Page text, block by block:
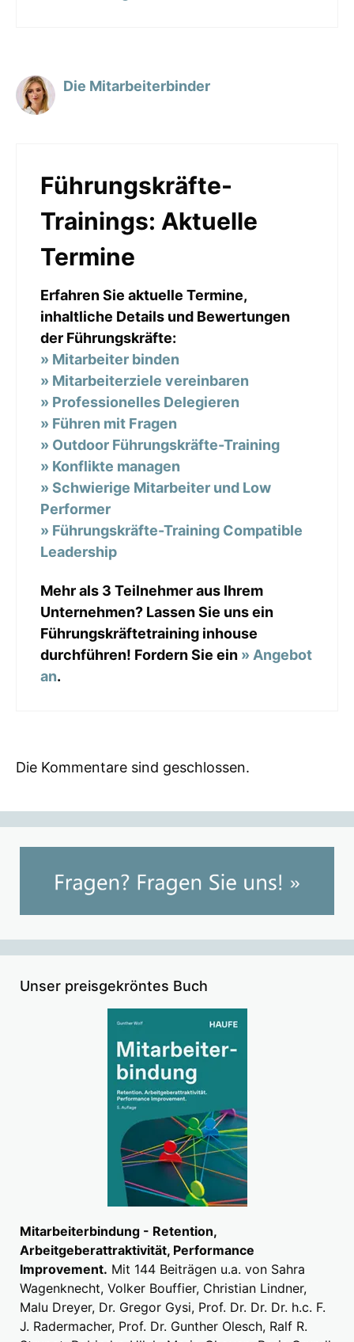
Die Mitarbeiterbinder
Führungskräfte-
Trainings: Aktuelle
Termine
Erfahren Sie aktuelle Termine,
inhaltliche Details und Bewertungen
der Führungskräfte:
» Mitarbeiter binden
» Mitarbeiterziele vereinbaren
» Professionelles Delegieren
» Führen mit Fragen
» Outdoor Führungskräfte-Training
» Konflikte managen
» Schwierige Mitarbeiter und Low
Performer
» Führungskräfte-Training Compatible
Leadership
Mehr als 3 Teilnehmer aus Ihrem
Unternehmen? Lassen Sie uns ein
Führungskräftetraining inhouse
durchführen! Fordern Sie ein » Angebot
an.
Die Kommentare sind geschlossen.
Unser preisgekröntes Buch
Mitarbeiterbindung - Retention,
Arbeitgeberattraktivität, Performance
Improvement. Mit 144 Beiträgen u.a. von Sahra
Wagenknecht, Volker Bouffier, Christian Lindner,
Malu Dreyer, Dr. Gregor Gysi, Prof. Dr. Dr. Dr. h.c. F.
J. Radermacher, Prof. Dr. Gunther Olesch, Ralf R.